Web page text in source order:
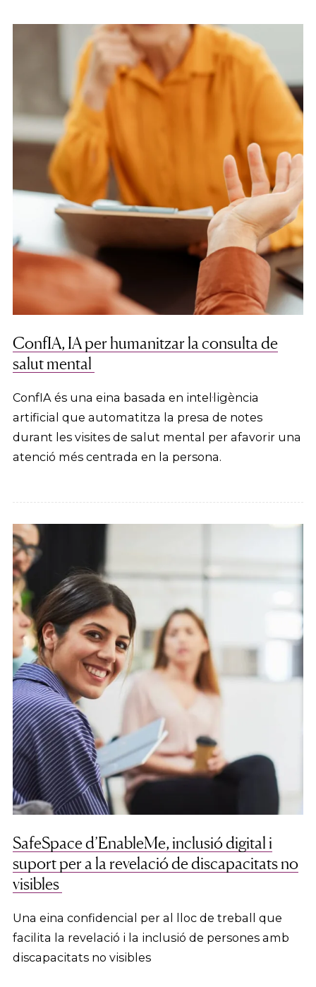
ConfIA, IA per humanitzar la consulta de
salut mental
ConfIA és una eina basada en intel·ligència
artificial que automatitza la presa de notes
durant les visites de salut mental per afavorir una
atenció més centrada en la persona.
SafeSpace d’EnableMe, inclusió digital i
suport per a la revelació de discapacitats no
visibles
Una eina confidencial per al lloc de treball que
facilita la revelació i la inclusió de persones amb
discapacitats no visibles